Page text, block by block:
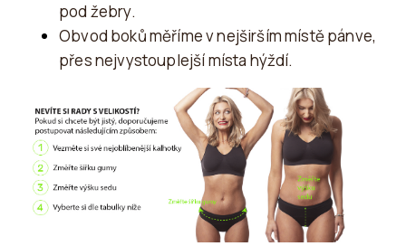
pod žebry.
Obvod boků měříme v nejširším místě pánve,
přes nejvystouplejší místa hýždí.